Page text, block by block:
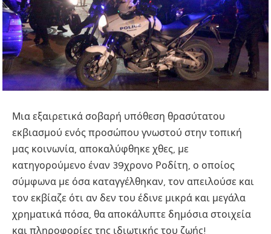
Μια εξαιρετικά σοβαρή υπόθεση θρασύτατου
εκβιασμού ενός προσώπου γνωστού στην τοπική
μας κοινωνία, αποκαλύφθηκε χθες, με
κατηγορούμενο έναν 39χρονο Ροδίτη, ο οποίος
σύμφωνα με όσα καταγγέλθηκαν, τον απειλούσε και
τον εκβίαζε ότι αν δεν του έδινε μικρά και μεγάλα
χρηματικά πόσα, θα αποκάλυπτε δημόσια στοιχεία
και πληροφορίες της ιδιωτικής του ζωής!